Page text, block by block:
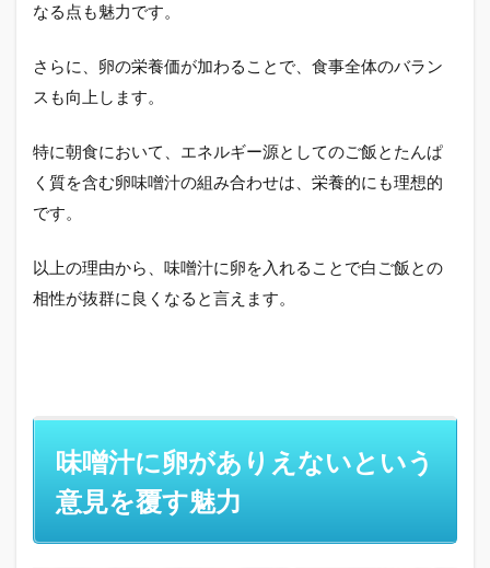
なる点も魅力です。
さらに、卵の栄養価が加わることで、食事全体のバラン
スも向上します。
特に朝食において、エネルギー源としてのご飯とたんぱ
く質を含む卵味噌汁の組み合わせは、栄養的にも理想的
です。
以上の理由から、味噌汁に卵を入れることで白ご飯との
相性が抜群に良くなると言えます。
味噌汁に卵がありえないという
意見を覆す魅力